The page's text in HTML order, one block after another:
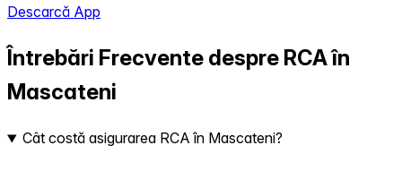
Descarcă App
Întrebări Frecvente despre RCA în
Mascateni
Cât costă asigurarea RCA în Mascateni?